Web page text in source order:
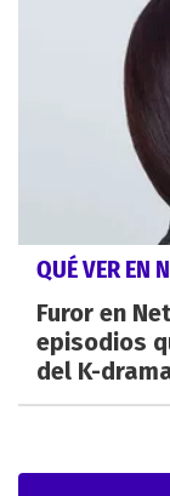
QUÉ VER EN
Furor en
episodios
del K-